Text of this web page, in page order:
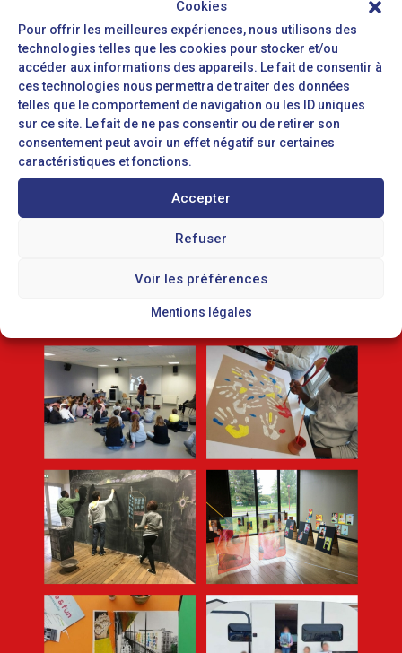
Cookies
Pour offrir les meilleures expériences, nous utilisons des
technologies telles que les cookies pour stocker et/ou
accéder aux informations des appareils. Le fait de consentir à
ces technologies nous permettra de traiter des données
telles que le comportement de navigation ou les ID uniques
sur ce site. Le fait de ne pas consentir ou de retirer son
consentement peut avoir un effet négatif sur certaines
caractéristiques et fonctions.
Accepter
Refuser
Voir les préférences
Mentions légales
→ Découvrir ses sensations et ressentir par le
corps.